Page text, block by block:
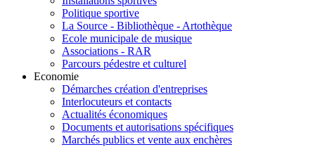
Politique sportive
La Source - Bibliothèque - Artothèque
Ecole municipale de musique
Associations - RAR
Parcours pédestre et culturel
Economie
Démarches création d'entreprises
Interlocuteurs et contacts
Actualités économiques
Documents et autorisations spécifiques
Marchés publics et vente aux enchères